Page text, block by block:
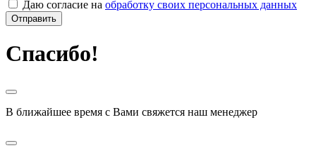
Даю согласие на обработку своих персональных данных
Отправить
Спасибо!
В ближайшее время с Вами свяжется наш менеджер